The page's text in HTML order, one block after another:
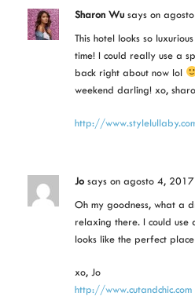
Sharon Wu says on
This hotel looks so
time! I could really use a
back right about now lol
weekend darling! xo,
http://
Jo says on agosto 4, 2017
Oh my goodness, what a
relaxing there. I could
looks like the perfect
xo, Jo
http://www.cutandchic.com